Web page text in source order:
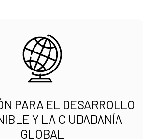
PARA EL DESARROLLO
Y LA CIUDADANÍA
GLOBAL